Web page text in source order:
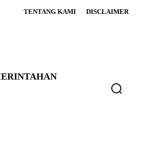
TENTANG KAMI DISCLAIMER